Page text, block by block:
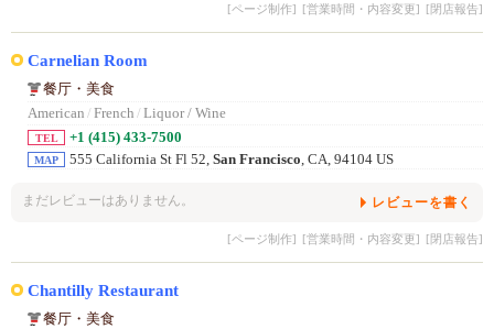
[ページ制作] [営業時間・内容変更] [閉店報告]
Carnelian Room
餐厅・美食
American / French / Liquor / Wine
TEL +1 (415) 433-7500
MAP 555 California St Fl 52, San Francisco, CA, 94104 US
まだレビューはありません。 レビューを書く
[ページ制作] [営業時間・内容変更] [閉店報告]
Chantilly Restaurant
餐厅・美食